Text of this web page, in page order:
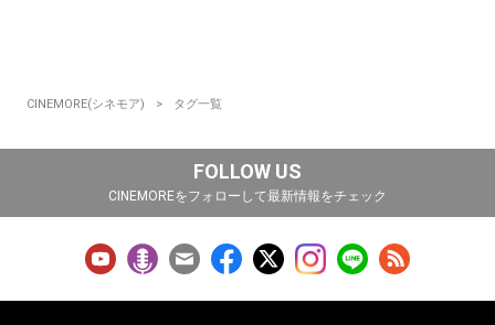
CINEMORE(シネモア) タグ一覧
FOLLOW US
CINEMOREをフォローして最新情報をチェック